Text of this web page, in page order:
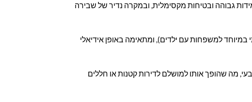
מבטיח עמידות גבוהה ובטיחות מקסימלית, ובמקרה נדיר של שבירה
במיוחד למשפחות עם ילדים), ומתאימה באופן אידיאלי
מה שהופך אותו למושלם לדירות קטנות או חללים